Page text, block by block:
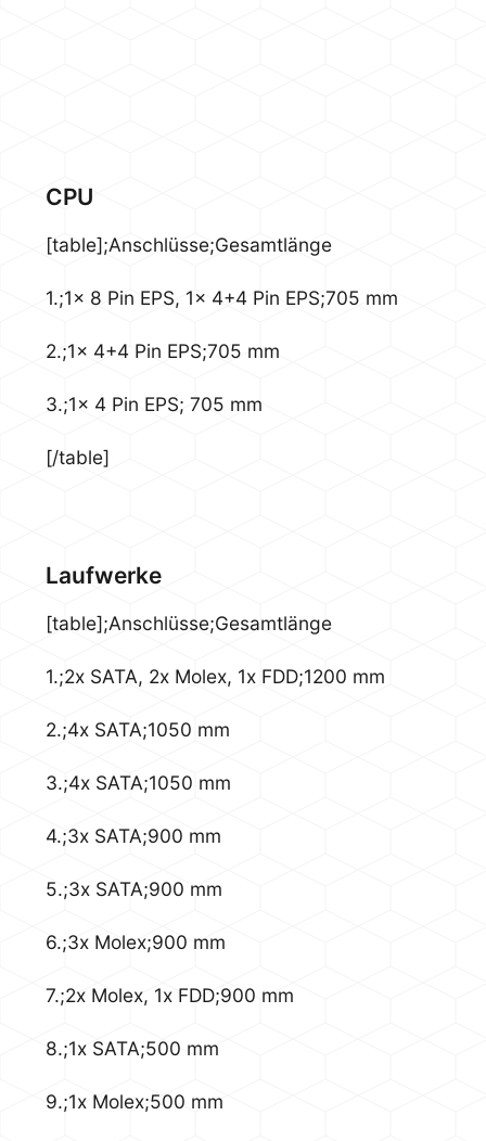
CPU
[table];Anschlüsse;Gesamtlänge
1.;1x 8 Pin EPS, 1x 4+4 Pin EPS;705 mm
2.;1x 4+4 Pin EPS;705 mm
3.;1x 4 Pin EPS; 705 mm
[/table]
Laufwerke
[table];Anschlüsse;Gesamtlänge
1.;2x SATA, 2x Molex, 1x FDD;1200 mm
2.;4x SATA;1050 mm
3.;4x SATA;1050 mm
4.;3x SATA;900 mm
5.;3x SATA;900 mm
6.;3x Molex;900 mm
7.;2x Molex, 1x FDD;900 mm
8.;1x SATA;500 mm
9.;1x Molex;500 mm